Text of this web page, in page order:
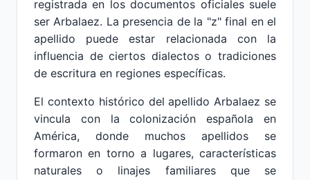
registrada en los documentos oficiales suele
ser Arbalaez. La presencia de la "z" final en el
apellido puede estar relacionada con la
influencia de ciertos dialectos o tradiciones
de escritura en regiones específicas.
El contexto histórico del apellido Arbalaez se
vincula con la colonización española en
América, donde muchos apellidos se
formaron en torno a lugares, características
naturales o linajes familiares que se